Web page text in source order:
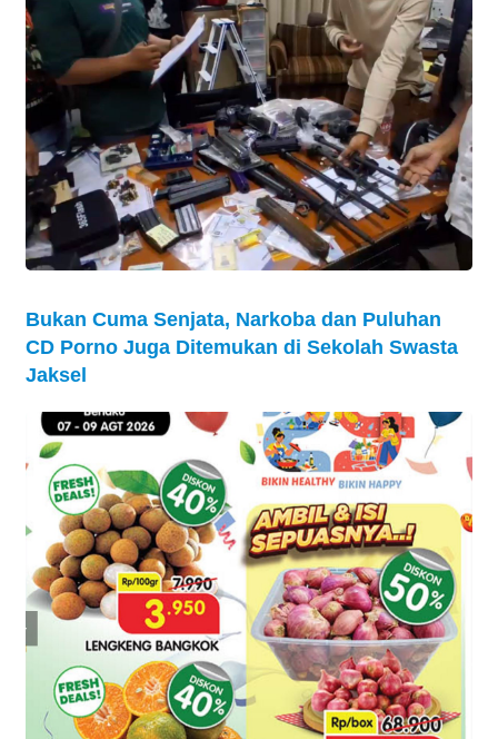
Bukan Cuma Senjata, Narkoba dan Puluhan
CD Porno Juga Ditemukan di Sekolah Swasta
Jaksel